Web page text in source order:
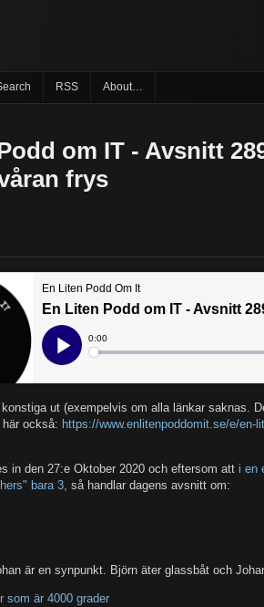
RSS About…
om IT - Avsnitt
frys
ut (exempelvis om alla länkar saknas.
också: https://www.enlitenpoddomit.se/e/en-
in den 27:e Oktober 2020 och eftersom att i en
bara 3, så handlar dagens avsnitt om:
är en synpunkt. Björn äter glassbåt och
som är 4000 grader